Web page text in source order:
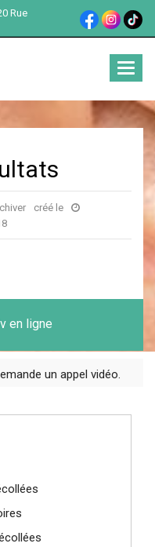
Rue
Ouvrir
menu
créé le
en ligne
un appel vidéo.